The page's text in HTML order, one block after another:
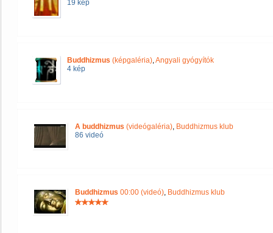
19 kép
Buddhizmus (képgaléria),Angyali gyógyítók
4 kép
A buddhizmus (videógaléria), Buddhizmus klub
86 videó
Buddhizmus 00:00 (videó), Buddhizmus klub